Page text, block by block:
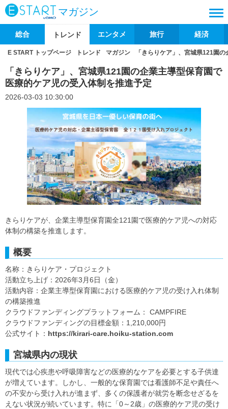
マガジン
総合 トレンド エンタメ 旅行 経済
E START トップページ トレンド マガジン 「きらりケア」、宮城県121園
「きらりケア」、宮城県121園の企業主導型保育園で
医療的ケア児の受入体制を推進予定
2026-03-03 10:30:00
きらりケアが、企業主導型保育園全121園で医療的ケア児への対応
体制の構築を推進します。
概要
名称：きらりケア・プロジェクト
活動立ち上げ：2026年3月6日（金）
活動内容：企業主導型保育園における医療的ケア児の受け入れ体制
の構築推進
クラウドファンディングプラットフォーム： CAMPFIRE
クラウドファンディングの目標金額：1,210,000円
公式サイト： https://kirari-care.hoiku-station.com
宮城県内の現状
現代では心疾患や呼吸障害などの医療的なケアを必要とする子供達
が増えています。しかし、一般的な保育園では看護師不足や責任へ
の不安から受け入れが進まず、多くの保護者が就労を断念せざるを
えない状況が続いています。特に「0～2歳」の医療的ケア児の受け